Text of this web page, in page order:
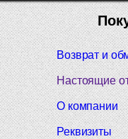
Возврат и
Настоящие
О компании
Реквизиты